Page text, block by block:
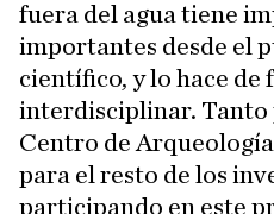
fuera del agua tiene
importantes desde el
científico, y lo hace de
interdisciplinar. Tanto
Centro de
para el resto de los
participando en este